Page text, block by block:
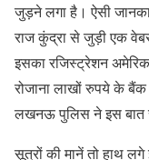
जुड़ने लगा है। ऐसी
राज कुंद्रा से जुड़ी एक
इसका रजिस्ट्रेशन
रोजाना लाखों रुपये के
लखनऊ पुलिस ने इस बात
सूत्रों की मानें तो हाथ